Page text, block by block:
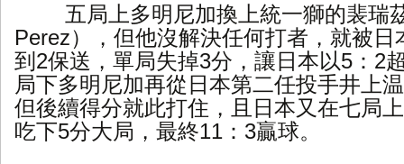
五局上多明尼加換上統一獅的裴瑞
Perez），但他沒解決任何打者，就被日
到2保送，單局失掉3分，讓日本以5：2
局下多明尼加再從日本第二任投手井上
但後續得分就此打住，且日本又在七局
吃下5分大局，最終11：3贏球。